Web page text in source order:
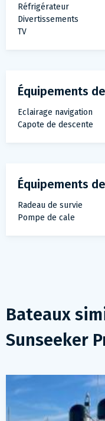
Réfrigérateur
Divertissements
TV
Équipements
Eclairage navigation
Capote de descente
Équipements
Radeau de survie
Pompe de cale
Bateaux
Sunseeker